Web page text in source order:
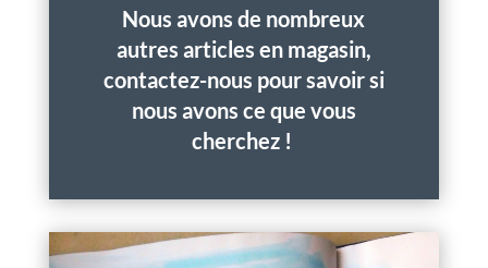
Nous avons de nombreux
autres articles en magasin,
contactez-nous pour savoir si
nous avons ce que vous
cherchez !